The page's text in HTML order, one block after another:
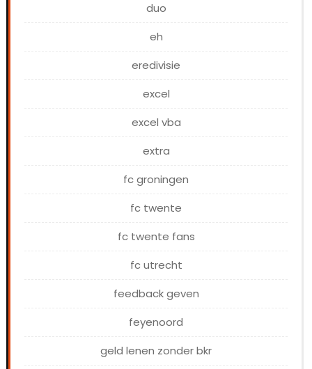
duo
eh
eredivisie
excel
excel vba
extra
fc groningen
fc twente
fc twente fans
fc utrecht
feedback geven
feyenoord
geld lenen zonder bkr